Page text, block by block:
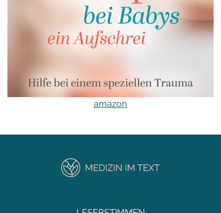
amazon